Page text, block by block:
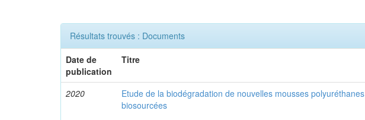
Résultats trouvés : Documents
Date de
publication
Titre
2020
Etude de la biodégradation de nouvelles mousses polyuréthanes
biosourcées